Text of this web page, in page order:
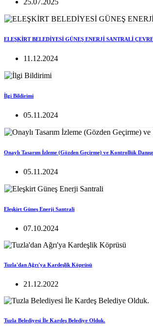
25.07.2025
ELEŞKİRT BELEDİYESİ GÜNEŞ ENERJİ SANTRALİ
11.12.2024
İlgi Bildirimi
05.11.2024
Onaylı Tasarım İzleme (Gözden Geçirme) ve Kontrollük
05.11.2024
Eleşkirt Güneş Enerji Santrali
07.10.2024
Tuzla'dan Ağrı'ya Kardeşlik Köprüsü
21.12.2022
Tuzla Belediyesi İle Kardeş Belediye Olduk.